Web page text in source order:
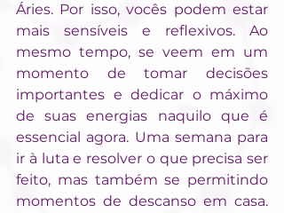
Áries. Por isso, vocês podem estar
mais sensíveis e reflexivos. Ao
mesmo tempo, se veem em um
momento de tomar decisões
importantes e dedicar o máximo
de suas energias naquilo que é
essencial agora. Uma semana para
ir à luta e resolver o que precisa ser
feito, mas também se permitindo
momentos de descanso em casa.